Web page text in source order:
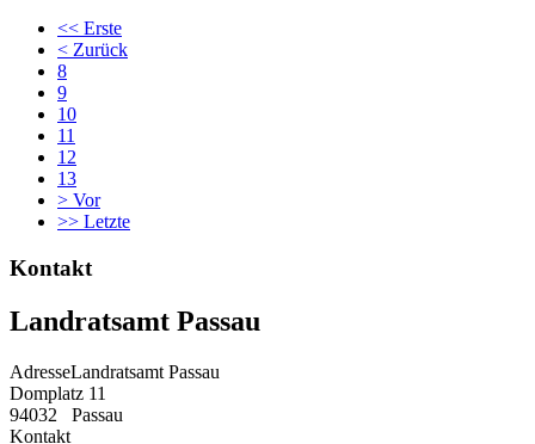
<< Erste
< Zurück
8
9
10
11
12
13
> Vor
>> Letzte
Kontakt
Landratsamt Passau
AdresseLandratsamt Passau
Domplatz 11
94032
Passau
Kontakt